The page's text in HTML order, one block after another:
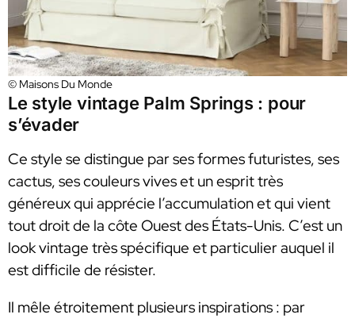
© Maisons Du Monde
Le style vintage Palm Springs : pour
s’évader
Ce style se distingue par ses formes futuristes, ses
cactus, ses couleurs vives et un esprit très
généreux qui apprécie l’accumulation et qui vient
tout droit de la côte Ouest des États-Unis. C’est un
look vintage très spécifique et particulier auquel il
est difficile de résister.
Il mêle étroitement plusieurs inspirations : par